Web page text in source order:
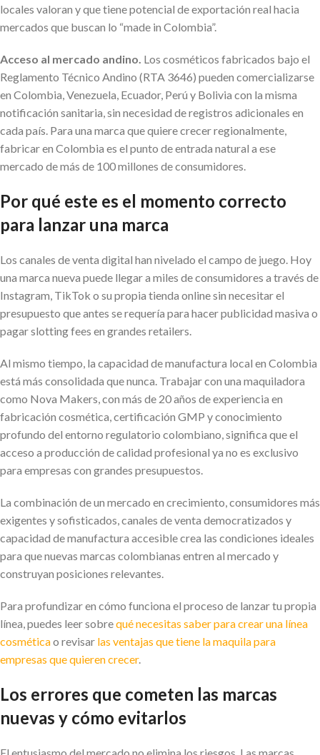
locales valoran y que tiene potencial de exportación real hacia
mercados que buscan lo “made in Colombia”.
Acceso al mercado andino. Los cosméticos fabricados bajo el
Reglamento Técnico Andino (RTA 3646) pueden comercializarse
en Colombia, Venezuela, Ecuador, Perú y Bolivia con la misma
notificación sanitaria, sin necesidad de registros adicionales en
cada país. Para una marca que quiere crecer regionalmente,
fabricar en Colombia es el punto de entrada natural a ese
mercado de más de 100 millones de consumidores.
Por qué este es el momento correcto
para lanzar una marca
Los canales de venta digital han nivelado el campo de juego. Hoy
una marca nueva puede llegar a miles de consumidores a través de
Instagram, TikTok o su propia tienda online sin necesitar el
presupuesto que antes se requería para hacer publicidad masiva o
pagar slotting fees en grandes retailers.
Al mismo tiempo, la capacidad de manufactura local en Colombia
está más consolidada que nunca. Trabajar con una maquiladora
como Nova Makers, con más de 20 años de experiencia en
fabricación cosmética, certificación GMP y conocimiento
profundo del entorno regulatorio colombiano, significa que el
acceso a producción de calidad profesional ya no es exclusivo
para empresas con grandes presupuestos.
La combinación de un mercado en crecimiento, consumidores más
exigentes y sofisticados, canales de venta democratizados y
capacidad de manufactura accesible crea las condiciones ideales
para que nuevas marcas colombianas entren al mercado y
construyan posiciones relevantes.
Para profundizar en cómo funciona el proceso de lanzar tu propia
línea, puedes leer sobrequé necesitas saber para crear una línea
cosméticao revisar las ventajas que tiene la maquila para
empresas que quieren crecer.
Los errores que cometen las marcas
nuevas y cómo evitarlos
El entusiasmo del mercado no elimina los riesgos. Las marcas